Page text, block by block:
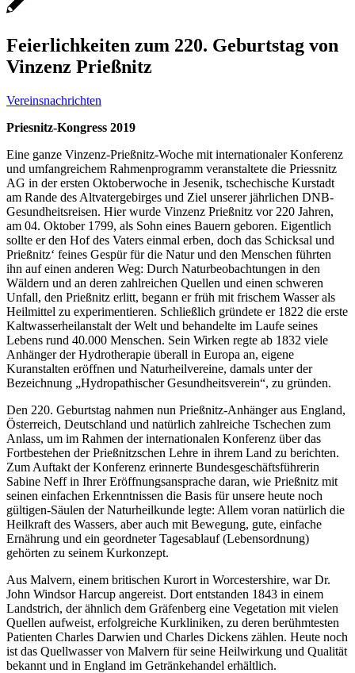
Feierlichkeiten zum 220. Geburtstag von
Vinzenz Prießnitz
Vereinsnachrichten
Priesnitz-Kongress 2019
Eine ganze Vinzenz-Prießnitz-Woche mit internationaler Konferenz
und umfangreichem Rahmenprogramm veranstaltete die Priessnitz
AG in der ersten Oktoberwoche in Jesenik, tschechische Kurstadt
am Rande des Altvatergebirges und Ziel unserer jährlichen DNB-
Gesundheitsreisen. Hier wurde Vinzenz Prießnitz vor 220 Jahren,
am 04. Oktober 1799, als Sohn eines Bauern geboren. Eigentlich
sollte er den Hof des Vaters einmal erben, doch das Schicksal und
Prießnitz‘ feines Gespür für die Natur und den Menschen führten
ihn auf einen anderen Weg: Durch Naturbeobachtungen in den
Wäldern und an deren zahlreichen Quellen und einen schweren
Unfall, den Prießnitz erlitt, begann er früh mit frischem Wasser als
Heilmittel zu experimentieren. Schließlich gründete er 1822 die erste
Kaltwasserheilanstalt der Welt und behandelte im Laufe seines
Lebens rund 40.000 Menschen. Sein Wirken regte ab 1832 viele
Anhänger der Hydrotherapie überall in Europa an, eigene
Kuranstalten eröffnen und Naturheilvereine, damals unter der
Bezeichnung „Hydropathischer Gesundheitsverein“, zu gründen.
Den 220. Geburtstag nahmen nun Prießnitz-Anhänger aus England,
Österreich, Deutschland und natürlich zahlreiche Tschechen zum
Anlass, um im Rahmen der internationalen Konferenz über das
Fortbestehen der Prießnitzschen Lehre in ihrem Land zu berichten.
Zum Auftakt der Konferenz erinnerte Bundesgeschäftsführerin
Sabine Neff in Ihrer Eröffnungsansprache daran, wie Prießnitz mit
seinen einfachen Erkenntnissen die Basis für unsere heute noch
gültigen-Säulen der Naturheilkunde legte: Allem voran natürlich die
Heilkraft des Wassers, aber auch mit Bewegung, gute, einfache
Ernährung und ein geordneter Tagesablauf (Lebensordnung)
gehörten zu seinem Kurkonzept.
Aus Malvern, einem britischen Kurort in Worcestershire, war Dr.
John Windsor Harcup angereist. Dort entstanden 1843 in einem
Landstrich, der ähnlich dem Gräfenberg eine Vegetation mit vielen
Quellen aufweist, erfolgreiche Kurkliniken, zu deren berühmtesten
Patienten Charles Darwien und Charles Dickens zählen. Heute noch
ist das Quellwasser von Malvern für seine Heilwirkung und Qualität
bekannt und in England im Getränkehandel erhältlich.